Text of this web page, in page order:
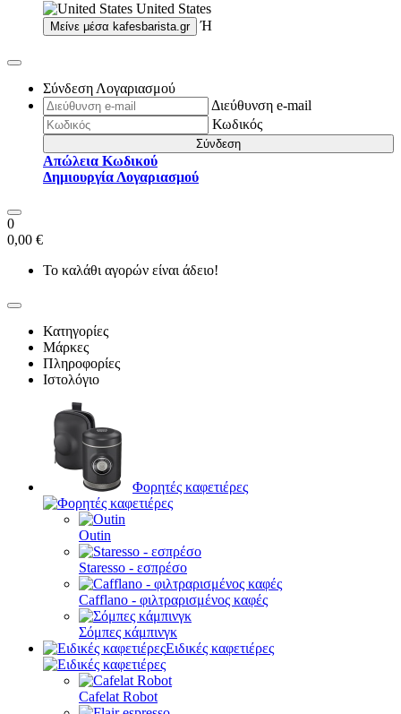
United States
Μείνε μέσα kafesbarista.gr Ή
Σύνδεση Λογαριασμού
Διεύθυνση e-mail
Κωδικός
Σύνδεση
Απώλεια Κωδικού
Δημιουργία Λογαριασμού
0
0,00 €
Το καλάθι αγορών είναι άδειο!
Κατηγορίες
Μάρκες
Πληροφορίες
Ιστολόγιο
Φορητές καφετιέρες
Outin
Staresso - εσπρέσο
Cafflano - φιλτραρισμένος καφές
Σόμπες κάμπινγκ
Ειδικές καφετιέρες
Cafelat Robot